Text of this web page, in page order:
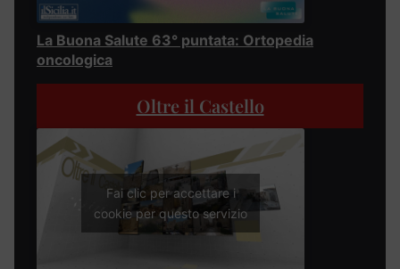
La Buona Salute 63° puntata: Ortopedia
oncologica
Oltre il Castello
Fai clic per accettare i
cookie per questo servizio